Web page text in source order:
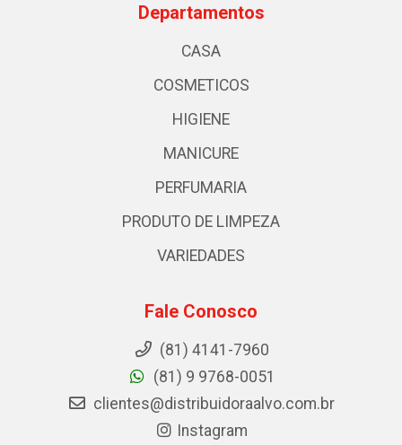
Departamentos
CASA
COSMETICOS
HIGIENE
MANICURE
PERFUMARIA
PRODUTO DE LIMPEZA
VARIEDADES
Fale Conosco
(81) 4141-7960
(81) 9 9768-0051
clientes@distribuidoraalvo.com.br
Instagram